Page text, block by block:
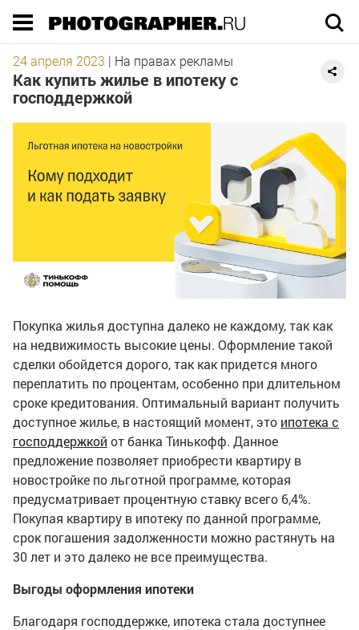
24 апреля 2023 | На правах рекламы
Как купить жилье в ипотеку с
господдержкой
Покупка жилья доступна далеко не каждому, так как
на недвижимость высокие цены. Оформление такой
сделки обойдется дорого, так как придется много
переплатить по процентам, особенно при длительном
сроке кредитования. Оптимальный вариант получить
доступное жилье, в настоящий момент, это ипотека с
господдержкой от банка Тинькофф. Данное
предложение позволяет приобрести квартиру в
новостройке по льготной программе, которая
предусматривает процентную ставку всего 6,4%.
Покупая квартиру в ипотеку по данной программе,
срок погашения задолженности можно растянуть на
30 лет и это далеко не все преимущества.
Выгоды оформления ипотеки
Благодаря господдержке, ипотека стала доступнее